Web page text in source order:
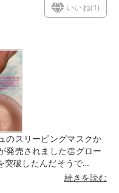
いいね(1)
のスリーピングマスクか
発売されました👏グロー
突破したんだそうで
続きを読む